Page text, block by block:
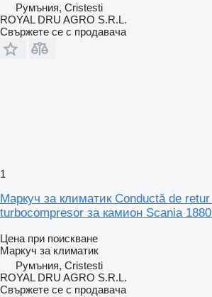
Румъния, Cristesti
ROYAL DRU AGRO S.R.L.
Свържете се с продавача
1
Маркуч за климатик Conductă de
turbocompresor за камион Scania
Цена при поискване
Маркуч за климатик
Румъния, Cristesti
ROYAL DRU AGRO S.R.L.
Свържете се с продавача